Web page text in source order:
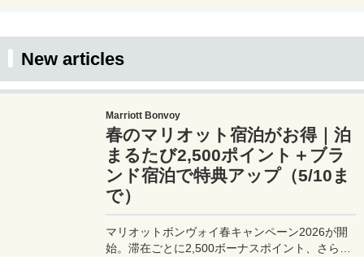
traveling.
New articles
Marriott Bonvoy
春のマリオット宿泊がお得｜泊
まるたび2,500ポイント＋ブラ
ンド宿泊で特典アップ（5/10ま
で）
マリオットボンヴォイ春キャンペーン2026が開
始。滞在ごとに2,500ボーナスポイント、さらに